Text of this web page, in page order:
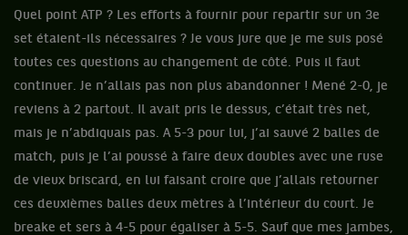
Quel point ATP ? Les efforts à fournir pour repartir sur un 3e
set étaient-ils nécessaires ? Je vous jure que je me suis posé
toutes ces questions au changement de côté. Puis il faut
continuer. Je n’allais pas non plus abandonner ! Mené 2-0, je
reviens à 2 partout. Il avait pris le dessus, c’était très net,
mais je n’abdiquais pas. A 5-3 pour lui, j’ai sauvé 2 balles de
match, puis je l’ai poussé à faire deux doubles avec une ruse
de vieux briscard, en lui faisant croire que j’allais retourner
ces deuxièmes balles deux mètres à l’intérieur du court. Je
breake et sers à 4-5 pour égaliser à 5-5. Sauf que mes jambes,